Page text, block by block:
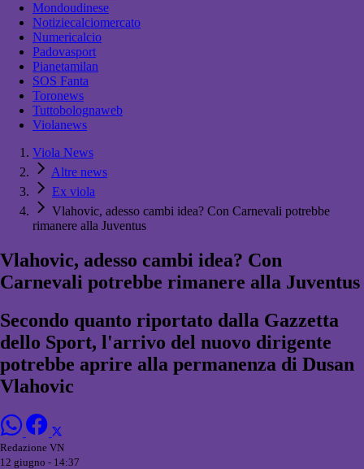
Mondoudinese
Notiziecalciomercato
Numericalcio
Padovasport
Pianetamilan
SOS Fanta
Toronews
Tuttobolognaweb
Violanews
Viola News
Altre news
Ex viola
Vlahovic, adesso cambi idea? Con Carnevali potrebbe
rimanere alla Juventus
Vlahovic, adesso cambi idea? Con
Carnevali potrebbe rimanere alla Juventus
Secondo quanto riportato dalla Gazzetta
dello Sport, l'arrivo del nuovo dirigente
potrebbe aprire alla permanenza di Dusan
Vlahovic
Redazione VN
12 giugno - 14:37